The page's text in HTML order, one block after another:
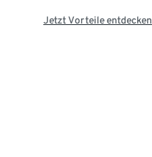
Jetzt Vorteile entdecken